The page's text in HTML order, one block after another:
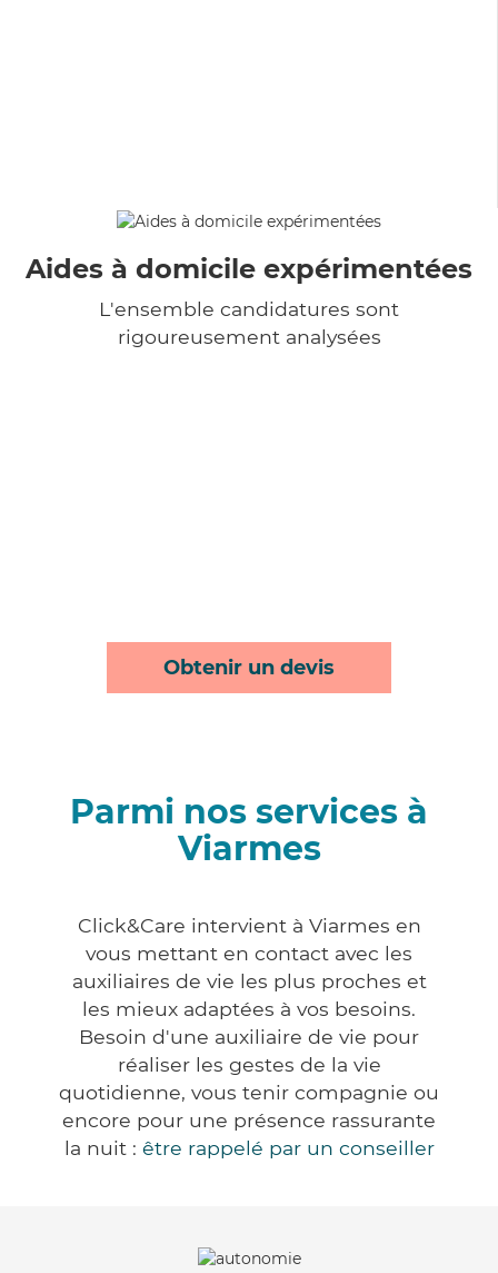
Aides à domicile expérimentées
L'ensemble candidatures sont
rigoureusement analysées
Obtenir un devis
Parmi nos services à
Viarmes
Click&Care intervient à Viarmes en
vous mettant en contact avec les
auxiliaires de vie les plus proches et
les mieux adaptées à vos besoins.
Besoin d'une auxiliaire de vie pour
réaliser les gestes de la vie
quotidienne, vous tenir compagnie ou
encore pour une présence rassurante
la nuit : être rappelé par un conseiller